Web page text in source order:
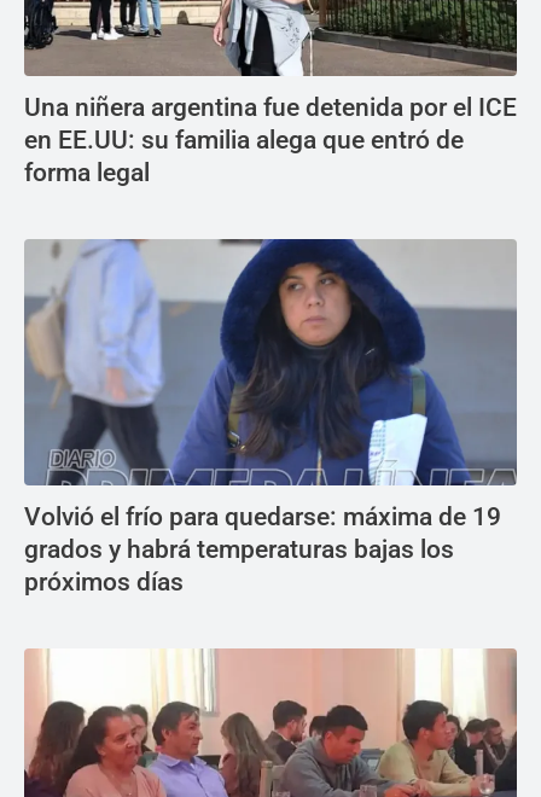
Una niñera argentina fue detenida por el ICE
en EE.UU: su familia alega que entró de
forma legal
Volvió el frío para quedarse: máxima de 19
grados y habrá temperaturas bajas los
próximos días